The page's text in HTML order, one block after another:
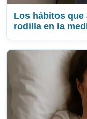
Los hábitos que
rodilla en la